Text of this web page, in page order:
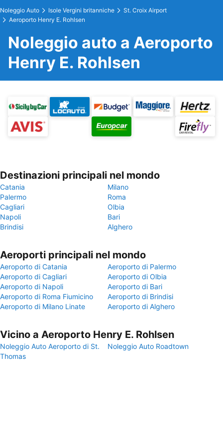
Noleggio Auto Isole Vergini britanniche
St. Croix Airport
Aeroporto Henry E. Rohlsen
Noleggio auto a Aeroporto
Henry E. Rohlsen
Destinazioni principali nel mondo
Catania
Milano
Palermo
Roma
Cagliari
Olbia
Napoli
Bari
Brindisi
Alghero
Aeroporti principali nel mondo
Aeroporto di Catania
Aeroporto di Palermo
Aeroporto di Cagliari
Aeroporto di Olbia
Aeroporto di Napoli
Aeroporto di Bari
Aeroporto di Roma Fiumicino
Aeroporto di Brindisi
Aeroporto di Milano Linate
Aeroporto di Alghero
Vicino a Aeroporto Henry E. Rohlsen
Noleggio Auto Aeroporto di St.
Thomas
Noleggio Auto Roadtown